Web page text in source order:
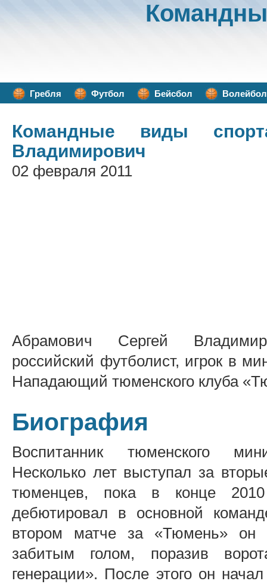
Гребля Футбол Бейсбол Волейбол
Командные виды
Владимирович
02 февраля 2011
Абрамович Сергей
российский футболист, игрок в
Нападающий тюменского клуба
Биография
Воспитанник тюменского
Несколько лет выступал за
тюменцев, пока в конце
дебютировал в основной
втором матче за «Тюмень» он
забитым голом, поразив
генерации». После этого он начал